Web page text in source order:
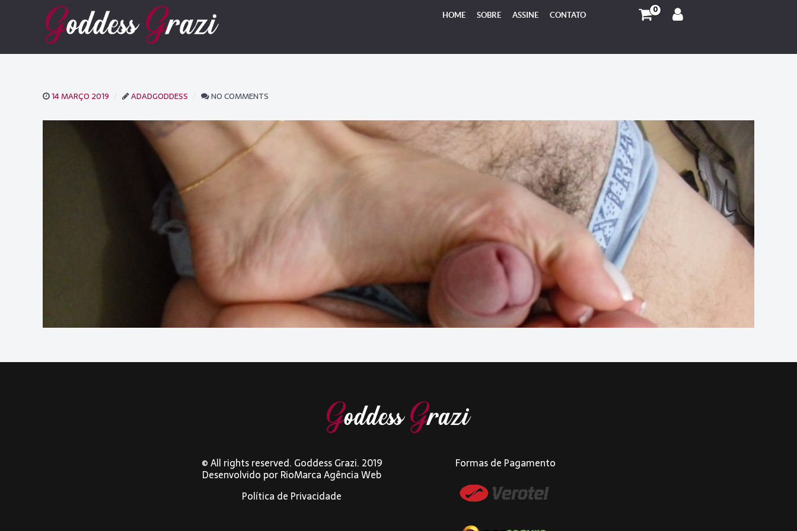
HOME SOBRE ASSINE CONTATO 0
14 MARÇO 2019 ADADGODDESS NO COMMENTS
© All rights reserved. Goddess Grazi. 2019
Desenvolvido porRioMarca Agência Web
Política de Privacidade
Formas de Pagamento